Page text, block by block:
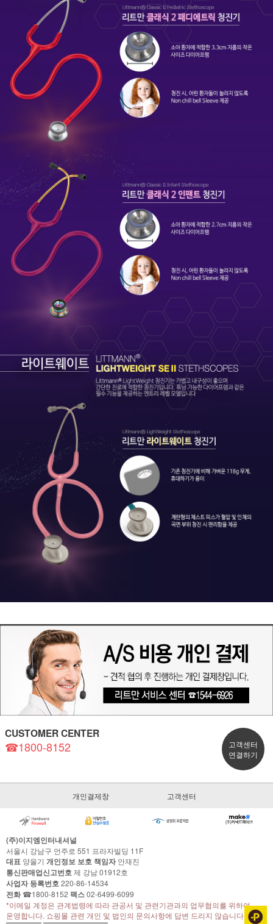
CUSTOMER CENTER
☎1800-8152
고객센터
연결하기
개인결제창 고객센터
(주)이지엠인터내셔널
서울시 강남구 언주로 551 프라자빌딩 11F
대표 양을기 개인정보 보호 책임자안재진
통신판매업신고번호제 강남 01912호
사업자 등록번호220-86-14534
전화☎1800-8152 팩스02-6499-6099
*이메일 계정은 관계법령에 따라 관공서 및 관련기관과의 업무협의를 위하여
운영합니다. 쇼핑몰 관련 개인 및 법인의 문의사항에 답변 드리지 않습니다.